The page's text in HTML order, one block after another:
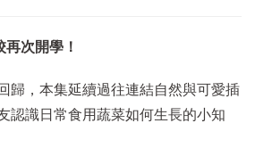
再次開學！
歸，本集延續過往連結自然與可愛插
認識日常食用蔬菜如何生長的小知